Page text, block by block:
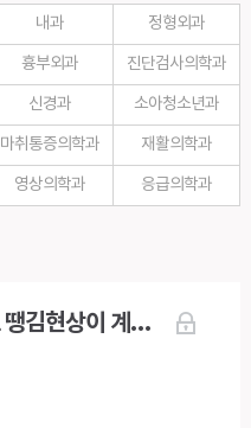
내과 정형외과
흉부외과 진단검사의학과
신경과 소아청소년과
마취통증의학과 재활의학과
영상의학과 응급의학과
왼쪽 귀 뒷쪽으로 땡김현상이 계속 나타납니다